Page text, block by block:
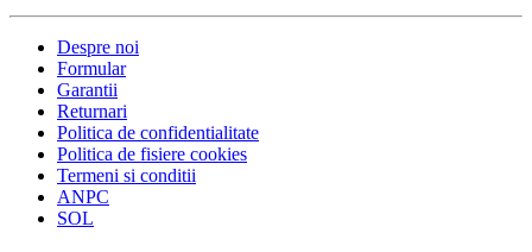
Despre noi
Formular
Garantii
Returnari
Politica de confidentialitate
Politica de fisiere cookies
Termeni si conditii
ANPC
SOL